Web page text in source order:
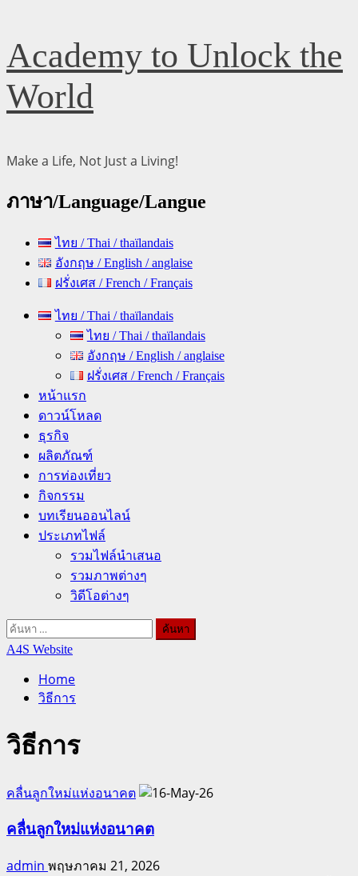
Skip
to
content
Academy to Unlock the
World
Make a Life, Not Just a Living!
ภาษา/Language/Langue
ไทย / Thai / thaïlandais
อังกฤษ / English / anglaise
ฝรั่งเศส / French / Français
Primary ไทย / Thai / thaïlandais
ไทย / Thai / thaïlandais
อังกฤษ / English / anglaise
ฝรั่งเศส / French / Français
หน้าแรก
ดาวน์โหลด
ธุรกิจ
ผลิตภัณฑ์
การท่องเที่ยว
กิจกรรม
บทเรียนออนไลน์
ประเภทไฟล์
รวมไฟล์นำเสนอ
รวมภาพต่างๆ
วิดีโอต่างๆ
ค้นหา
สำหรับ:
A4S Website
Home
วิธีการ
วิธีการ
คลื่นลูกใหม่แห่งอนาคต
คลื่นลูกใหม่แห่งอนาคต
admin พฤษภาคม 21, 2026